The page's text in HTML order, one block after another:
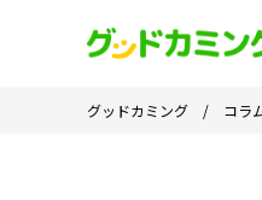
グッドカミング / コラ